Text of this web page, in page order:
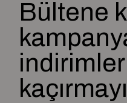
Bültene